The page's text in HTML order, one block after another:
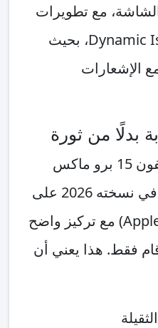
مع تطويرات
طفيفة في واجهة Dynamic Island، بحيث
الإشعارات
بدلًا من ثورة
من المتوقع أن يعتمد آيفون 15 برو ماكس
(iPhone 15 Pro Max) في نسخته 2026 على
شريحة أحدث من أبل (Apple) مع تركيز واضح
فقط. هذا يعني أن